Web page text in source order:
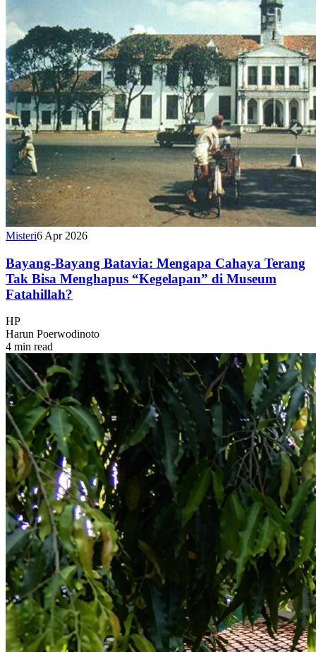
Misteri6 Apr 2026
Bayang-Bayang Batavia: Mengapa Cahaya Terang
Tak Bisa Menghapus “Kegelapan” di Museum
Fatahillah?
HP
Harun Poerwodinoto
4 min read